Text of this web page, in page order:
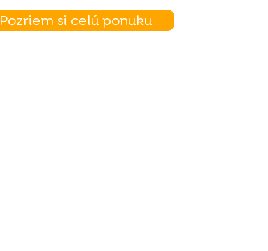
Pozriem si celú ponuku